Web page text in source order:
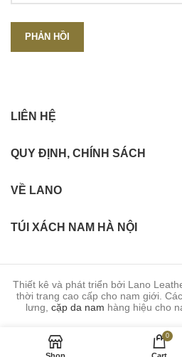
LIÊN HỆ
QUY ĐỊNH, CHÍNH SÁCH
VỀ LANO
TÚI XÁCH NAM HÀ NỘI
Thiết kê và phát triển bởi Lano
thời trang cao cấp cho nam giới.
lưng, cặp da nam hàng hiệu cho
0